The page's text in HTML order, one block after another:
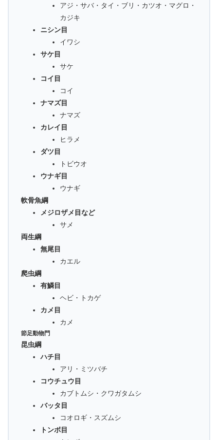
アジ・サバ・タイ・ブリ・カツオ・マグロ・
カジキ
ニシン目
イワシ
サケ目
サケ
コイ目
コイ
ナマズ目
ナマズ
カレイ目
ヒラメ
ダツ目
トビウオ
ウナギ目
ウナギ
軟骨魚綱
メジロザメ目など
サメ
両生綱
無尾目
カエル
爬虫綱
有鱗目
ヘビ・トカゲ
カメ目
カメ
節足動物門
昆虫綱
ハチ目
アリ・ミツバチ
コウチュウ目
カブトムシ・クワガタムシ
バッタ目
コオロギ・スズムシ
トンボ目